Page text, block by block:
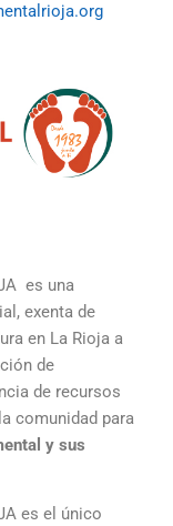
es una
exenta de
en La Rioja a
de
de recursos
comunidad para
y sus
es el único